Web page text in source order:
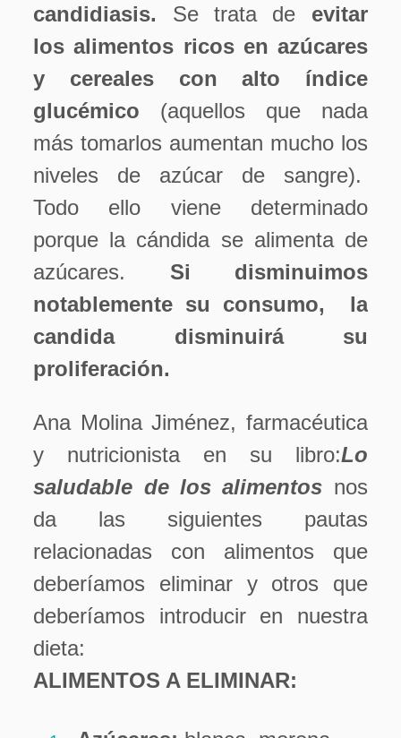
candidiasis. Se trata de evitar
los alimentos ricos en azúcares
y cereales con alto índice
glucémico (aquellos que nada
más tomarlos aumentan mucho los
niveles de azúcar de sangre).
Todo ello viene determinado
porque la cándida se alimenta de
azúcares. Si disminuimos
notablemente su consumo, la
candida disminuirá su
proliferación.
Ana Molina Jiménez, farmacéutica
y nutricionista en su libro:Lo
saludable de los alimentos nos
da las siguientes pautas
relacionadas con alimentos que
deberíamos eliminar y otros que
deberíamos introducir en nuestra
dieta:
ALIMENTOS A ELIMINAR: